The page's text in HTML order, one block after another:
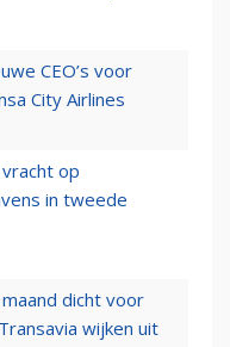
CEO’s voor
City Airlines
op
in tweede
dicht voor
wijken uit